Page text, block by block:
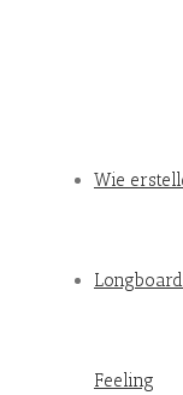
Wie
Feeling